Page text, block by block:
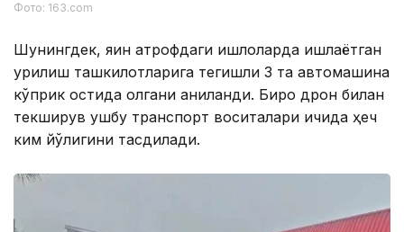
Фото: 163.com
Шунингдек, яқин атрофдаги қишлоқларда ишлаётган
қурилиш ташкилотларига тегишли 3 та автомашина
кўприк остида қолгани аниқланди. Бироқ дрон билан
текширув ушбу транспорт воситалари ичида ҳеч
ким йўқлигини тасдиқлади.